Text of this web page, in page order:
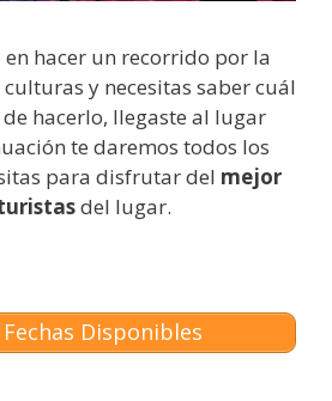
en hacer un recorrido por la
y necesitas saber cuál
hacerlo, llegaste al lugar
te daremos todos los
para disfrutar del mejor
del lugar.
Disponibles